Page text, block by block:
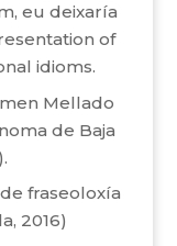
eu deixaría
of
idioms.
Mellado
de Baja
fraseoloxía
2016)